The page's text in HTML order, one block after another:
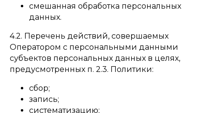
смешанная обработка персональных
данных.
4.2. Перечень действий, совершаемых
Оператором с персональными данными
субъектов персональных данных в целях,
предусмотренных п. 2.3. Политики:
сбор;
запись;
систематизацию;